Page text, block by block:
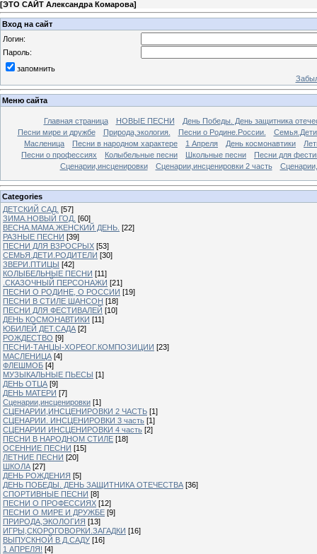
[ЭТО САЙТ Александра Комарова]
Вход на сайт
Логин:
Пароль:
запомнить
Меню сайта
Главная страница НОВЫЕ ПЕСНИ
День Победы. День защитника
Песни мире и дружбе
Природа,экология. Песни о Родине.России.
Масленица
Песни в народном характере 1 Апреля День космонавтики
Песни о профессиях
Колыбельные песни Школьные песни
Песни для
Сценарии,инсценировки
Сценарии,инсценировки 2 часть
Categories
ДЕТСКИЙ САД. [57]
ЗИМА.НОВЫЙ ГОД. [60]
ВЕСНА.МАМА.ЖЕНСКИЙ ДЕНЬ. [22]
РАЗНЫЕ ПЕСНИ [39]
ПЕСНИ ДЛЯ ВЗРОСРЫХ [53]
СЕМЬЯ.ДЕТИ.РОДИТЕЛИ [30]
ЗВЕРИ.ПТИЦЫ [42]
КОЛЫБЕЛЬНЫЕ ПЕСНИ [11]
.СКАЗОЧНЫЙ ПЕРСОНАЖИ [21]
ПЕСНИ О РОДИНЕ, О РОССИИ [19]
ПЕСНИ В СТИЛЕ ШАНСОН [18]
ПЕСНИ ДЛЯ ФЕСТИВАЛЕЙ [10]
ДЕНЬ КОСМОНАВТИКИ [11]
ЮБИЛЕЙ ДЕТ.САДА [2]
РОЖДЕСТВО [9]
ПЕСНИ-ТАНЦЫ-ХОРЕОГ.КОМПОЗИЦИИ [23]
МАСЛЕНИЦА [4]
ФЛЕШМОБ [4]
МУЗЫКАЛЬНЫЕ ПЬЕСЫ [1]
ДЕНЬ ОТЦА [9]
ДЕНЬ МАТЕРИ [7]
Сценарии,инсценировки [1]
СЦЕНАРИИ,ИНСЦЕНИРОВКИ 2 ЧАСТЬ [1]
СЦЕНАРИИ. ИНСЦЕНИРОВКИ 3 часть [1]
СЦЕНАРИИ ИНСЦЕНИРОВКИ 4 часть [2]
ПЕСНИ В НАРОДНОМ СТИЛЕ [18]
ОСЕННИЕ ПЕСНИ [15]
ЛЕТНИЕ ПЕСНИ [20]
ШКОЛА [27]
ДЕНЬ РОЖДЕНИЯ [5]
ДЕНЬ ПОБЕДЫ. ДЕНЬ ЗАЩИТНИКА ОТЕЧЕСТВА [36]
СПОРТИВНЫЕ ПЕСНИ [8]
ПЕСНИ О ПРОФЕССИЯХ [12]
ПЕСНИ О МИРЕ И ДРУЖБЕ [9]
ПРИРОДА,ЭКОЛОГИЯ [13]
ИГРЫ,СКОРОГОВОРКИ.ЗАГАДКИ [16]
ВЫПУСКНОЙ В Д.САДУ [16]
1 АПРЕЛЯ! [4]